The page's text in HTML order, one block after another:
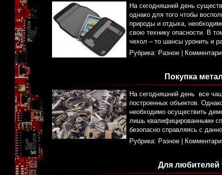
На сегодняшний день
однако для того чтобы
природы и отдыха,
свою технику опасности. В
чехол – то шансы уронить и
Рубрика: Разное
Покупка
На сегодняшний день все
построенных объектов.
необходимо осуществить
лишь квалифицированными
безопасно справляясь с
Рубрика: Разное
Для любителей